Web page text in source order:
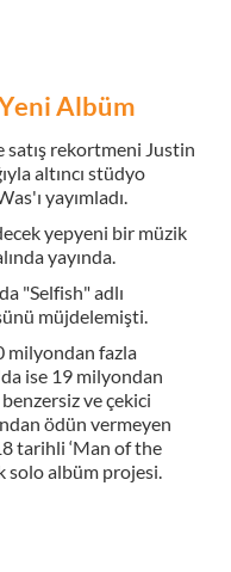
Albüm
satış rekortmeni Justin
altıncı stüdyo
yayımladı.
yepyeni bir müzik
yayında.
"Selfish" adlı
müjdelemişti.
milyondan fazla
ise 19 milyondan
benzersiz ve çekici
ödün vermeyen
tarihli ‘Man of the
solo albüm projesi.